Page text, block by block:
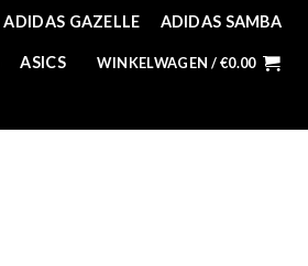
ADIDAS GAZELLE ADIDAS SAMBA
ASICS WINKELWAGEN /€0.00